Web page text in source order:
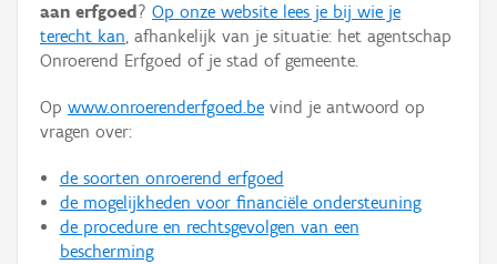
Hergebruik
Aanmelden
aan erfgoed ? Op onze website lees je bij wie je
terecht kan, afhankelijk van je situatie: het agentschap
Onroerend Erfgoed of je stad of gemeente.
Op www.onroerenderfgoed.be vind je antwoord op
vragen over:
de soorten onroerend erfgoed
de mogelijkheden voor financiële ondersteuning
de procedure en rechtsgevolgen van een
bescherming